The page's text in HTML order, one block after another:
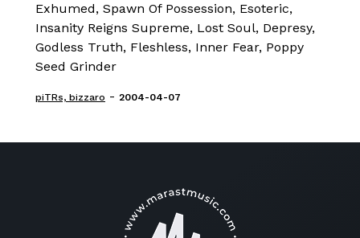
Exhumed, Spawn Of Possession, Esoteric,
Insanity Reigns Supreme, Lost Soul, Depresy,
Godless Truth, Fleshless, Inner Fear, Poppy
Seed Grinder
piTRs, bizzaro - 2004-04-07